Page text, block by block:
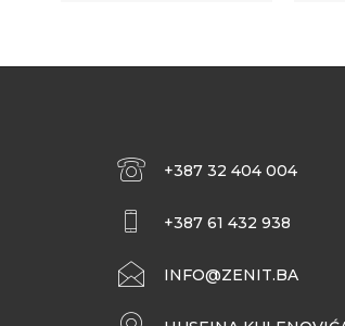
+387 32 404 004
+387 61 432 938
INFO@ZENIT.BA